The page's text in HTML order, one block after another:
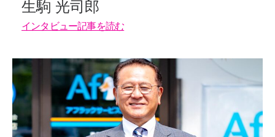
生駒 光司郎
インタビュー記事を読む